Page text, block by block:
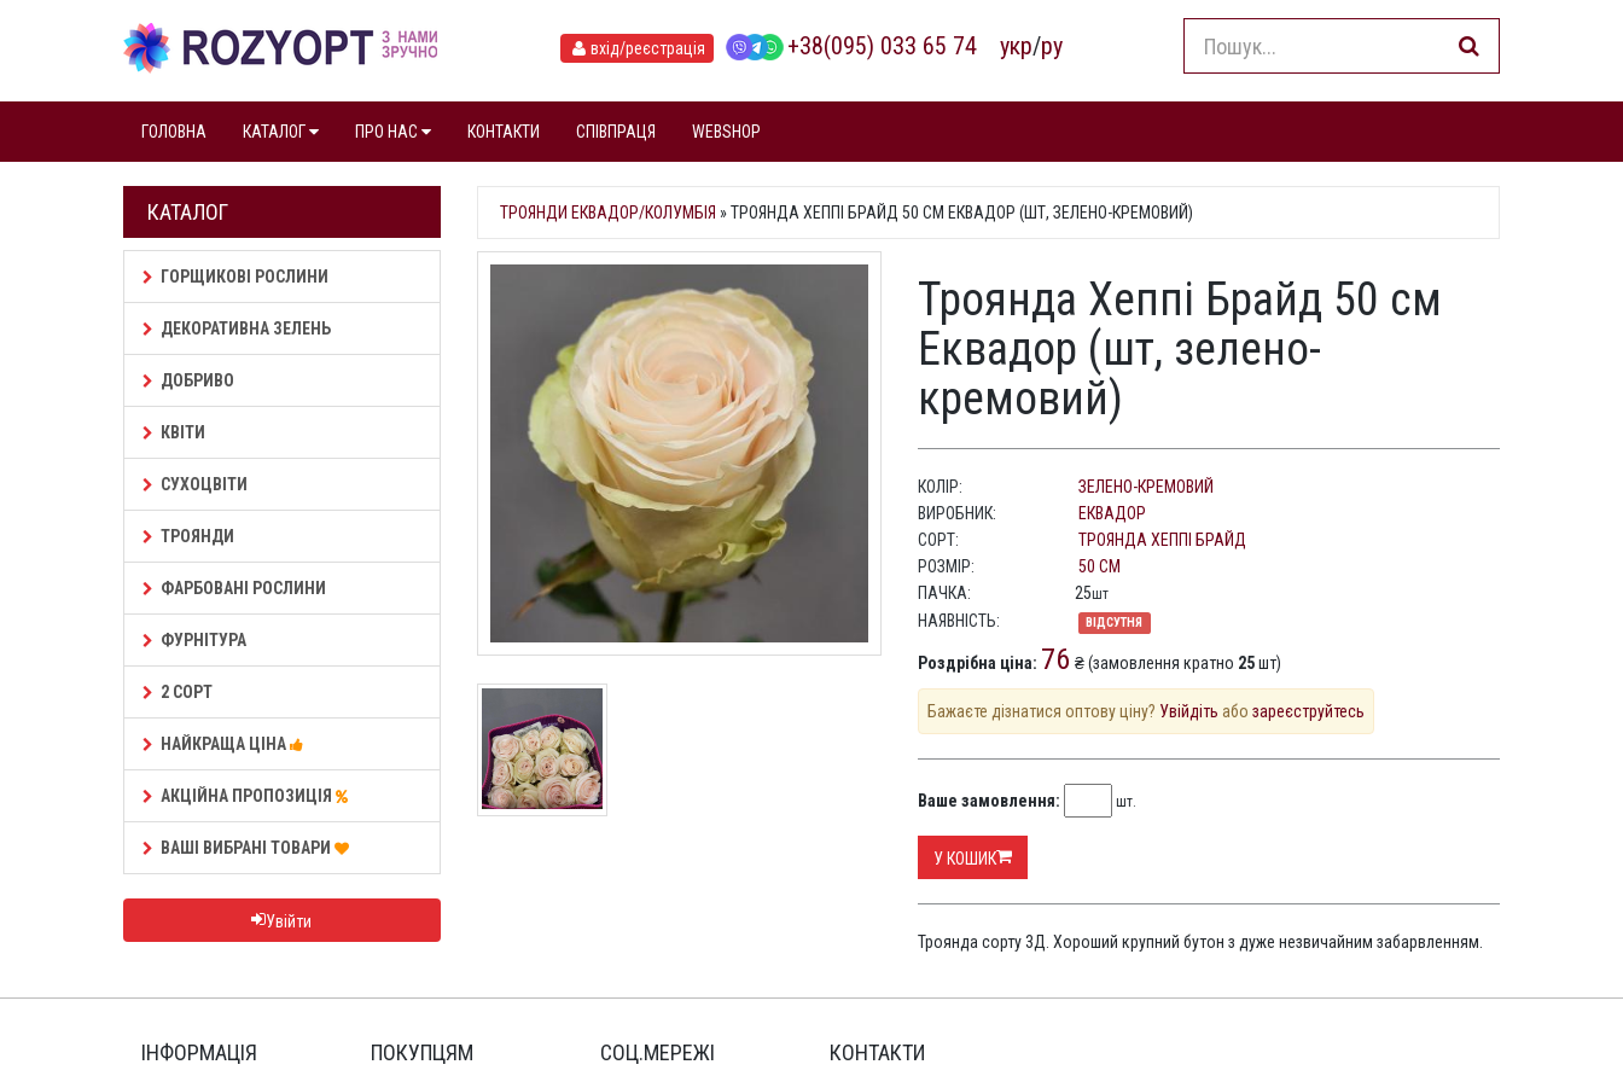
вхід/реєстрація +38(095) 033 65 74 укр/ру
ГОЛОВНА КАТАЛОГ ПРО НАС КОНТАКТИ СПІВПРАЦЯ WEBSHOP
КАТАЛОГ
ГОРЩИКОВІ РОСЛИНИ
ДЕКОРАТИВНА ЗЕЛЕНЬ
ДОБРИВО
КВІТИ
СУХОЦВІТИ
ТРОЯНДИ
ФАРБОВАНІ РОСЛИНИ
ФУРНІТУРА
2 СОРТ
НАЙКРАЩА ЦІНА
АКЦІЙНА ПРОПОЗИЦІЯ
ВАШІ ВИБРАНІ ТОВАРИ
Увійти
ТРОЯНДИ ЕКВАДОР/КОЛУМБІЯ »ТРОЯНДА ХЕППІ БРАЙД 50 СМ ЕКВАДОР (ШТ, ЗЕЛЕНО-КРЕМОВИЙ)
Троянда Хеппі Брайд 50 см
Еквадор (шт, зелено-
кремовий)
КОЛІР:
ЗЕЛЕНО-КРЕМОВИЙ
ВИРОБНИК:
ЕКВАДОР
СОРТ:
ТРОЯНДА ХЕППІ БРАЙД
РОЗМІР:
50 СМ
ПАЧКА:
25шт
НАЯВНІСТЬ: ВІДСУТНЯ
Роздрібна ціна: 76 ₴ (замовлення кратно 25шт)
Бажаєте дізнатися оптову ціну? Увійдіть абозареєструйтесь
Ваше замовлення: шт.
У КОШИК
Троянда сорту 3Д. Хороший крупний бутон з дуже незвичайним забарвленням.
ІНФОРМАЦІЯ ПОКУПЦЯМ СОЦ.МЕРЕЖІ КОНТАКТИ